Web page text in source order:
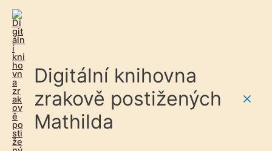
Digitální knihovna
zrakově postižených
Mathilda